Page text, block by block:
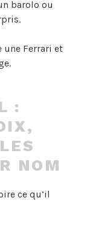
barolo ou
une Ferrari et
:
NOM
ce qu’il